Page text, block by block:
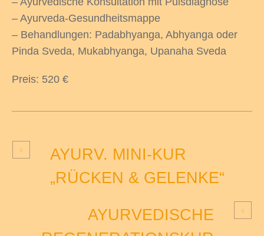
– Ayurveda-Gesundheitsmappe
– Behandlungen: Padabhyanga, Abhyanga oder
Pinda Sveda, Mukabhyanga, Upanaha Sveda
Preis: 520 €
AYURV. MINI-KUR
„RÜCKEN & GELENKE“
AYURVEDISCHE